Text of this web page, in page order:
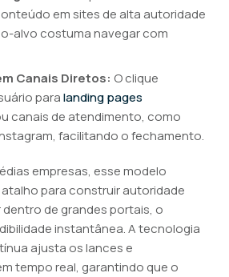
em sites de alta autoridade
alvo costuma navegar com
Canais Diretos: O clique
paralanding pages
canais de atendimento, como
facilitando o fechamento.
empresas, esse modelo
para construir autoridade
de grandes portais, o
instantânea. A tecnologia
ajusta os lances e
tempo real, garantindo que o